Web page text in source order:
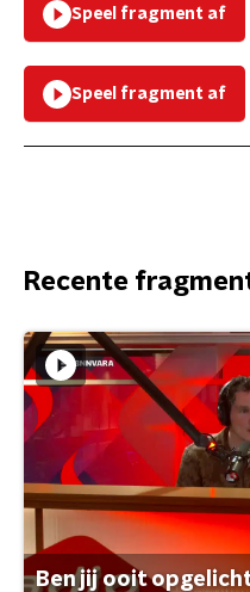
Speel fragment af
Speel fragment af
Recente
Ben jij ooit